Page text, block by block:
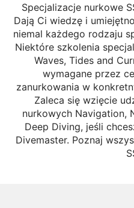
Specjalizacje nurkowe
Dają Ci wiedzę i
niemal każdego rodzaju
Niektóre szkolenia
Waves, Tides and
wymagane przez
zanurkowania w
Zaleca się wzięcie
nurkowych Navigation,
Deep Diving, jeśli
Divemaster. Poznaj